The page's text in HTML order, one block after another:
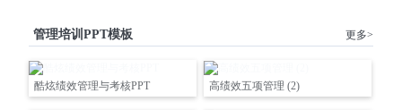
管理培训PPT模板 更多>
酷炫绩效管理与考核PPT 高绩效五项管理 (2)